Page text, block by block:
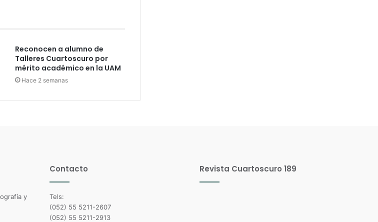
Reconocen a alumno de
Talleres Cuartoscuro por
mérito académico en la UAM
Hace 2 semanas
Contacto
Tels:
(052) 55 5211-2607
(052) 55 5211-2913
Revista Cuartoscuro 189